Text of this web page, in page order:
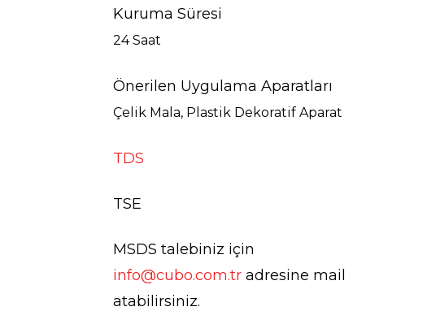
Kuruma Süresi
24 Saat
Önerilen Uygulama Aparatları
Çelik Mala, Plastik Dekoratif Aparat
TDS
TSE
MSDS talebiniz için
info@cubo.com.tr adresine mail
atabilirsiniz.